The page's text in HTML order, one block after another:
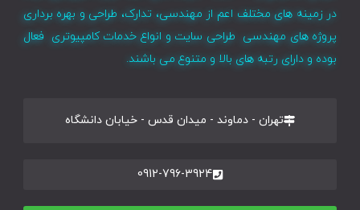
در زمینه های مختلف اعم از مهندسی، تدارک، طراحی و بهره برداری
پروژه های مهندسی طراحی سایت و انواع خدمات کامپیوتری فعال
بوده و دارای رتبه های بالا و متنوع می باشند.
تهران - دماوند - میدان قدس - خیابان دانشگاه
0912-796-3924